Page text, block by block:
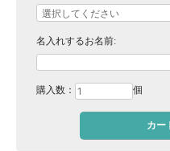
名入れするお名前:
購入数： 個